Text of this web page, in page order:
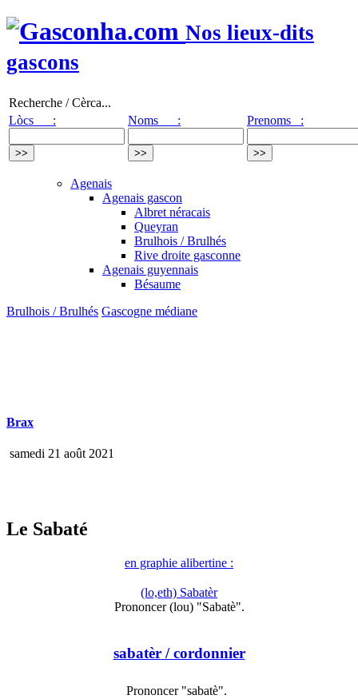
Nos lieux-dits
gascons
Recherche / Cèrca...
Lòcs :
Noms : Prenoms :
Agenais
Agenais gascon
Albret néracais
Queyran
Brulhois / Brulhés
Rive droite gasconne
Agenais guyennais
Bésaume
Brulhois / Brulhés Gascogne médiane
Brax
samedi 21 août 2021
Le Sabaté
en graphie alibertine :
(lo,eth) Sabatèr
Prononcer (lou) "Sabatè".
sabatèr/ cordonnier
Prononcer "sabatè".